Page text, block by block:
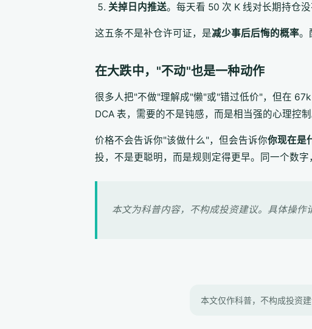
关掉日内推送。每天看 50 次 K 线对长期持仓
这五条不是补仓许可证，是减少事后后悔的概率。
在大跌中，"不动"也是一种动作
很多人把"不做"理解成"懒"或"错过低价"，但在 67k
DCA 表，需要的不是钝感，而是相当强的心理控
价格不会告诉你"该做什么"，但会告诉你你现在是
投，不是更聪明，而是规则定得更早。同一个数
本文为科普内容，不构成投资建议。具体操作
本文仅作科普，不构成投资